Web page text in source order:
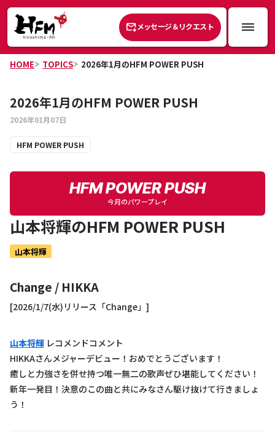
メッセージ＆リクエスト
HOME TOPICS 2026年1月のHFM POWER PUSH
2026年1月のHFM POWER PUSH
2026年01月07日
HFM POWER PUSH
HFM POWER PUSH
今月のパワープレイ
山本将輝のHFM POWER PUSH
山本将輝
Change / HIKKA
[2026/1/7(水)リリース「Change」]
山本将輝 レコメンドコメント
HIKKAさんメジャーデビュー！おめでとうございます！
癒しと力強さを併せ持つ唯一無二の歌声ぜひ堪能してください！
新年一発目！決意のこの曲と共にみなさん駆け抜けて行きましょ
う！